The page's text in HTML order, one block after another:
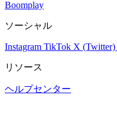
Boomplay
ソーシャル
Instagram TikTok X (Twitter)
リソース
ヘルプセンター